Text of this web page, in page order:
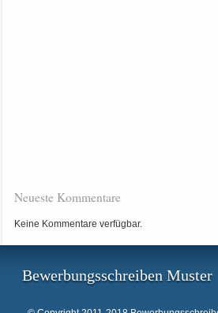
Neueste Kommentare
Keine Kommentare verfügbar.
Bewerbungsschreiben Muster